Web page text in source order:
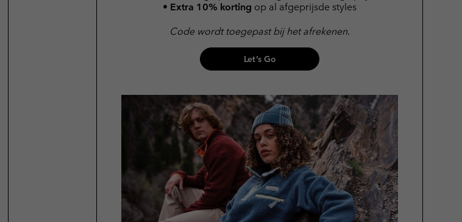
• Extra 10% korting op al afgeprijsde styles
Code wordt toegepast bij het afrekenen.
Let’s Go